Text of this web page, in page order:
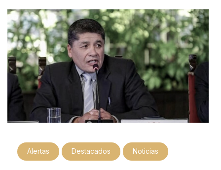
Alertas Destacados Noticias